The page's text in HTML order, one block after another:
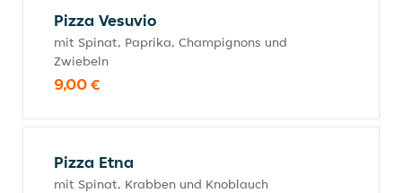
Pizza Vesuvio
mit Spinat, Paprika, Champignons und
Zwiebeln
9,00 €
Pizza Etna
mit Spinat, Krabben und Knoblauch